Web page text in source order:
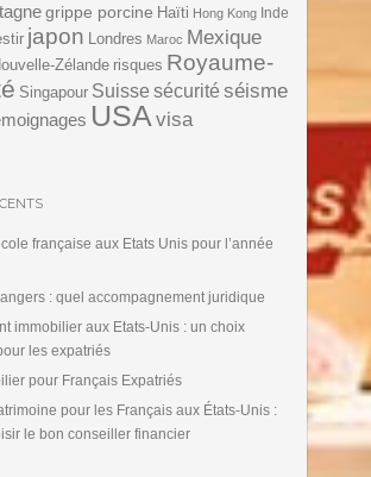
grippe porcine Haïti Hong Kong Inde
japon Londres Maroc Mexique
Zélande risques Royaume-
Singapour Suisse sécurité séisme
USA visa
française aux Etats Unis pour l’année
: quel accompagnement juridique
immobilier aux Etats-Unis : un choix
les expatriés
pour Français Expatriés
pour les Français aux États-Unis :
le bon conseiller financier